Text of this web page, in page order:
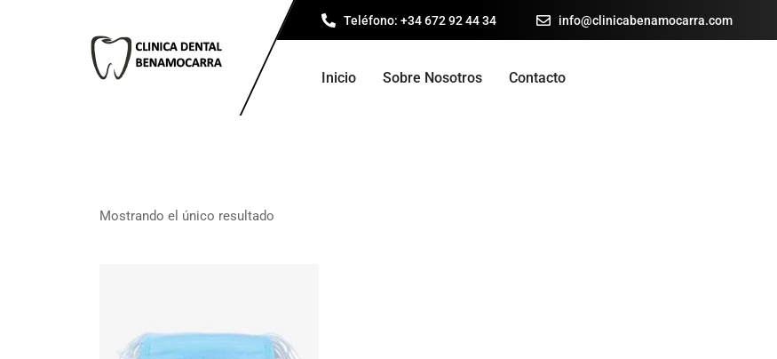
Teléfono: +34 672 92 44 34 info@clinicabenamocarra.com
Inicio Sobre Nosotros Contacto
Mostrando el único resultado